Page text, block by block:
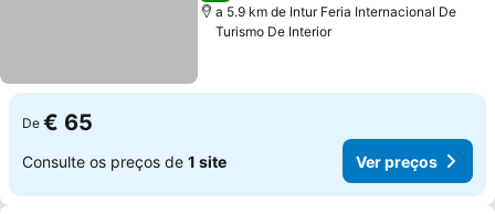
a 5.9 km de Intur Feria Internacional De
Turismo De Interior
De € 65
Consulte os preços de 1 site Ver preços